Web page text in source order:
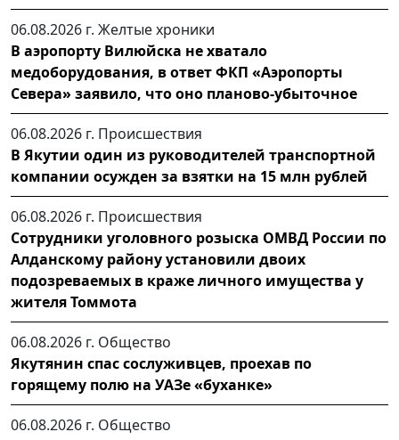
06.08.2026 г. Желтые хроники
В аэропорту Вилюйска не хватало
медоборудования, в ответ ФКП «Аэропорты
Севера» заявило, что оно планово-убыточное
06.08.2026 г. Происшествия
В Якутии один из руководителей транспортной
компании осужден за взятки на 15 млн рублей
06.08.2026 г. Происшествия
Сотрудники уголовного розыска ОМВД России по
Алданскому району установили двоих
подозреваемых в краже личного имущества у
жителя Томмота
06.08.2026 г. Общество
Якутянин спас сослуживцев, проехав по
горящему полю на УАЗе «буханке»
06.08.2026 г. Общество